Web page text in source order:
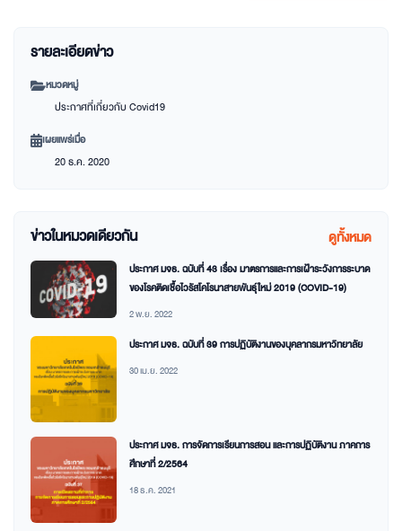
รายละเอียดข่าว
หมวดหมู่
ประกาศที่เกี่ยวกับ Covid19
เผยแพร่เมื่อ
20 ธ.ค. 2020
ข่าวในหมวดเดียวกัน ดูทั้งหมด
ประกาศ มจธ. ฉบับที่ 43 เรื่อง มาตรการและการเฝ้าระวังการระบาด
ของโรคติดเชื้อไวรัสโคโรนาสายพันธุ์ใหม่ 2019 (COVID-19)
2 พ.ย. 2022
ประกาศ มจธ. ฉบับที่ 39 การปฏิบัติงานของบุคลากรมหาวิทยาลัย
30 เม.ย. 2022
ประกาศ มจธ. การจัดการเรียนการสอน และการปฏิบัติงาน ภาคการ
ศึกษาที่ 2/2564
18 ธ.ค. 2021